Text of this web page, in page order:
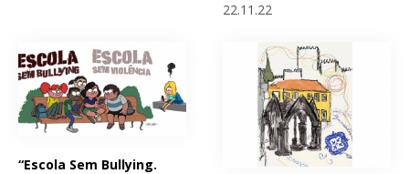
22.11.22
“Escola Sem Bullying.